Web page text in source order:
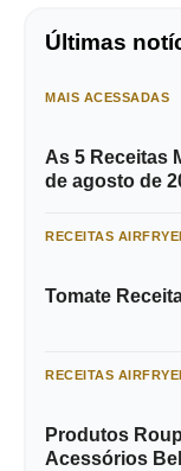
Últimas
MAIS ACESSADAS
As 5 Receitas
de agosto de
RECEITAS
Tomate
RECEITAS
Produtos
Acessórios